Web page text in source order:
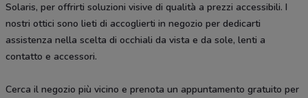
Solaris, per offrirti soluzioni visive di qualità a prezzi accessibili. I
nostri ottici sono lieti di accoglierti in negozio per dedicarti
assistenza nella scelta di occhiali da vista e da sole, lenti a
contatto e accessori.
Cerca il negozio più vicino e prenota un appuntamento gratuito per